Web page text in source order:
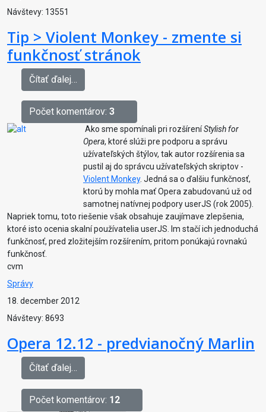
Návštevy: 13551
Tip > Violent Monkey - zmente si
funkčnosť stránok
Čítať ďalej…
Počet komentárov: 3
Ako sme spomínali pri rozšíreníStylish for
Opera, ktoré slúži pre podporu a správu
užívateľských štýlov, tak autor rozšírenia sa
pustil aj do správcu užívateľských skriptov -
Violent Monkey. Jedná sa o ďalšiu funkčnosť,
ktorú by mohla mať Opera zabudovanú už od
samotnej natívnej podpory userJS (rok 2005).
Napriek tomu, toto riešenie však obsahuje zaujímave zlepšenia,
ktoré isto ocenia skalní používatelia userJS. Im stačí ich jednoduchá
funkčnosť, pred zložitejším rozšírením, pritom ponúkajú rovnakú
funkčnosť.
cvm
Správy
18. december 2012
Návštevy: 8693
Opera 12.12 - predvianočný Marlin
Čítať ďalej…
Počet komentárov: 12